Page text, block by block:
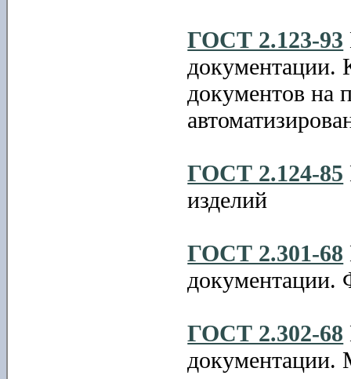
ГОСТ 2.123-93
документации.
документов на
ГОСТ 2.124-85
изделий
ГОСТ 2.301-68
документации.
ГОСТ 2.302-68